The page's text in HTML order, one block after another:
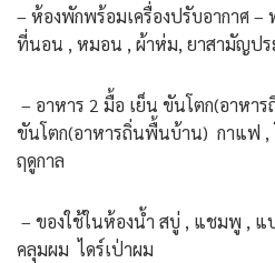
– ห้องพักพร้อมเครื่องปรับอากาศ –
ที่นอน , หมอน , ผ้าห่ม, ยาสามัญปร
– อาหาร 2 มื้อ เย็น ขันโตก(อาหา
ขันโตก(อาหารถิ่นพื้นบ้าน) กาแฟ ,
ฤดูกาล
– ของใช้ในห้องน้ำ สบู่ , แชมพู ,
คลุมผม ไดร์เป่าผม